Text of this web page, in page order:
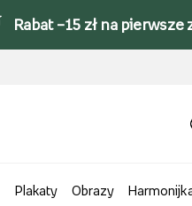
Rabat –15 zł na
Plakaty Obrazy